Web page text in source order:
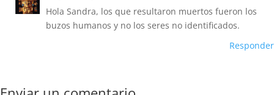
Hola Sandra, los que resultaron muertos fueron los
buzos humanos y no los seres no identificados.
Responder